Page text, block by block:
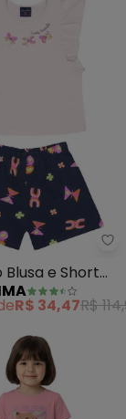
Infantil Menina
e Short
(Rosa)
R$ 34,47R$